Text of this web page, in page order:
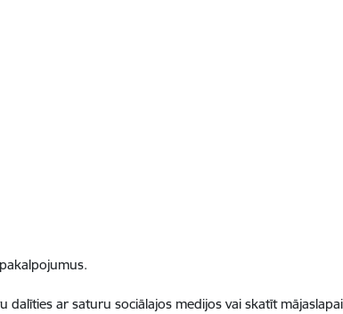
dalīties ar saturu sociālajos medijos vai skatīt